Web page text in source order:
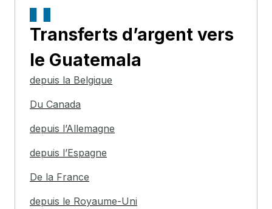
Transferts d’argent vers
le Guatemala
depuis la Belgique
Du Canada
depuis l’Allemagne
depuis l’Espagne
De la France
depuis le Royaume-Uni